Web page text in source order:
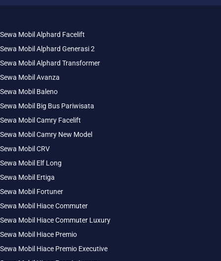
Sewa Mobil Alphard Facelift
Sewa Mobil Alphard Generasi 2
Sewa Mobil Alphard Transformer
Sewa Mobil Avanza
Sewa Mobil Baleno
Sewa Mobil Big Bus Pariwisata
Sewa Mobil Camry Facelift
Sewa Mobil Camry New Model
Sewa Mobil CRV
Sewa Mobil Elf Long
Sewa Mobil Ertiga
Sewa Mobil Fortuner
Sewa Mobil Hiace Commuter
Sewa Mobil Hiace Commuter Luxury
Sewa Mobil Hiace Premio
Sewa Mobil Hiace Premio Executive